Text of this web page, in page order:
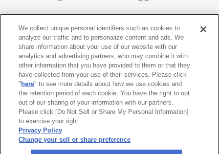
個人情報保護方針 個人情報の取り扱いについて
サイトポリシー ソーシャルメディア利用規約
特定商取引法に基づく表示 情報提供終了のお知らせ
Do Not Sell or Share My Personal
Information
© 2026 All rights reserved. 一般社団法人 日本自動車連盟 (JAF)
We collect unique personal identifiers such as cookies to
analyze our traffic and to personalize content and ads. We
share information about your use of our website with our
analytics and advertising partners, who may combine it with
other information that you have provided to them or that they
have collected from your use of their services. Please click
" here" to see more details about how we use cookies and
the retention period of each cookie. You have the right to opt
out of our sharing of your information with our partners.
Please click [Do Not Sell or Share My Personal Information]
to exercise your right.
Privacy Policy
Change your sell or share preference